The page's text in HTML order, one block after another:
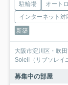
駐輪場 オート
インターネット対
新築
大阪市淀川区・吹
Soleil（リブソレイ
募集中の部屋